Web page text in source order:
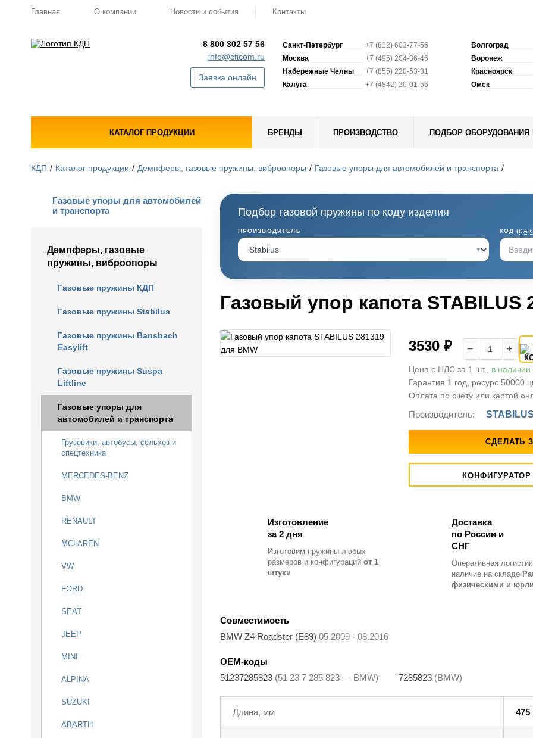
Главная О компании Новости и события Контакты
8 800 302 57 56
info@cficom.ru
Заявка онлайн
Санкт-Петербург
+7 (812) 603-77-56
Москва
+7 (495) 204-36-46
Набережные Челны
+7 (855) 220-53-31
Калуга
+7 (4842) 20-01-56
Волгоград
Воронеж
Красноярск
Омск
КАТАЛОГ ПРОДУКЦИИ БРЕНДЫ ПРОИЗВОДСТВО ПОДБОР ОБОРУДОВАНИЯ
КДП Каталог продукции Демпферы, газовые пружины, виброопоры Газовые упоры для автомобилей и транспорта
Газовые упоры для автомобилей
и транспорта
Демпферы, газовые
пружины, виброопоры
Газовые пружины КДП
Газовые пружины Stabilus
Газовые пружины Bansbach
Easylift
Газовые пружины Suspa
Liftline
Газовые упоры для
автомобилей и транспорта
Грузовики, автобусы, сельхоз и
спецтехника
MERCEDES-BENZ
BMW
RENAULT
MCLAREN
VW
FORD
SEAT
JEEP
MINI
ALPINA
SUZUKI
ABARTH
Подбор газовой пружины по коду изделия
ПРОИЗВОДИТЕЛЬ
▾
КОД (
Газовый упор капота STABILUS
3530 ₽ − +
Цена с НДС за 1 шт., в наличии
Гарантия 1 год, ресурс 50000
Оплата по счету или картой
Производитель: STABILUS
СДЕЛАТЬ
Изготовление
за 2 дня
Изготовим пружины любых
размеров и конфигураций от 1
штуки
Доставка
по России и
СНГ
Оперативная
наличие на складе
физическими и
Совместимость
BMW Z4 Roadster (E89) 05.2009 - 08.2016
OEM-коды
51237285823 (51 23 7 285 823 — BMW) 7285823 (BMW)
Длина, мм 475